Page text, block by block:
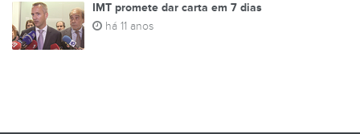
IMT promete dar carta em 7 dias
há 11 anos